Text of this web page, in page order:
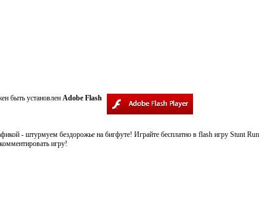
быть установлен Adobe Flash
- штурмуем бездорожье на бигфуте! Играйте бесплатно в flash игру Stunt Run
игру!